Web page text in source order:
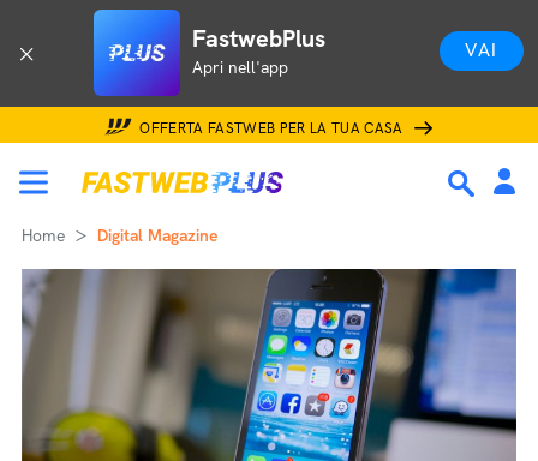
FastwebPlus
Apri nell'app
VAI
OFFERTA FASTWEB PER LA TUA CASA
Home Digital Magazine